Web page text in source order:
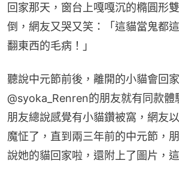
回家那天，窗台上嘎嘎沉的橢圓形
倒，網友又哭又笑：「這貓當鬼都
翻東西的毛病！」
聽說中元節前後，離開的小貓會回
@syoka_Renren的朋友就有同款體
朋友總說感覺有小貓鑽被窩，網友
魔怔了，直到兩三年前的中元節，
說她的貓回家啦，還附上了圖片，